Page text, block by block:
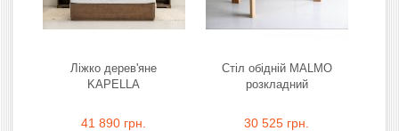
Ліжко дерев'яне
KAPELLA
41 890 грн.
Стіл обідній MALMO
розкладний
30 525 грн.